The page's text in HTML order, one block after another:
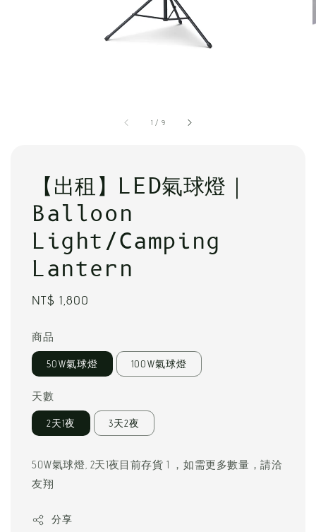
1 / 9
【出租】LED氣球燈｜
Balloon
Light/Camping
Lantern
Regular
NT$ 1,800
商品
50W氣球燈 100W氣球燈
天數
2天1夜 3天2夜
50W氣球燈, 2天1夜目前存貨 1 ，如需更多數量，請洽
友翔
分享